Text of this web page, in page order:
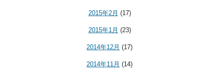
2015年2月 (17)
2015年1月 (23)
2014年12月 (17)
2014年11月 (14)